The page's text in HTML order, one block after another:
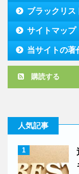
ブラックリス
サイトマップ
当サイトの著
購読する
人気記事
1